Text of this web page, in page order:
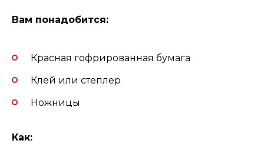
Вам понадобится:
Красная гофрированная бумага
Клей или степлер
Ножницы
Как: